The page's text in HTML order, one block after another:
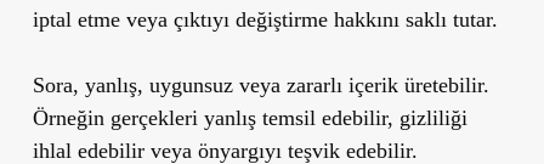
iptal etme veya çıktıyı değiştirme hakkını saklı tutar.
Sora, yanlış, uygunsuz veya zararlı içerik üretebilir.
Örneğin gerçekleri yanlış temsil edebilir, gizliliği
ihlal edebilir veya önyargıyı teşvik edebilir.